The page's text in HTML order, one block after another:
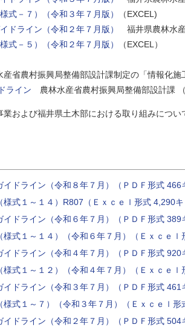
式－７）（令和３年７月版）
（EXCEL)
ドライン（令和２年７月版）
福井県農林水
式－５）（令和２年７月版）
（EXCEL）
省農村振興局整備部設計課制定の「情報化
ライン 農林水産省農村振興局整備部設計課
および福井県土木部における取り組みについ
ドライン（令和８年７月）（ＰＤＦ形式 466
式１～１４）R807（Ｅｘｃｅｌ形式 4,290キ
ドライン（令和６年７月）（ＰＤＦ形式 389
式１～１４）（令和６年７月）（Ｅｘｃｅｌ
ドライン（令和４年７月）（ＰＤＦ形式 920
式１～１２）（令和４年７月）（Ｅｘｃｅｌ
ドライン（令和３年７月）（ＰＤＦ形式 461
式１～７）（令和３年７月）（Ｅｘｃｅｌ形
ドライン（令和２年７月）（ＰＤＦ形式 504